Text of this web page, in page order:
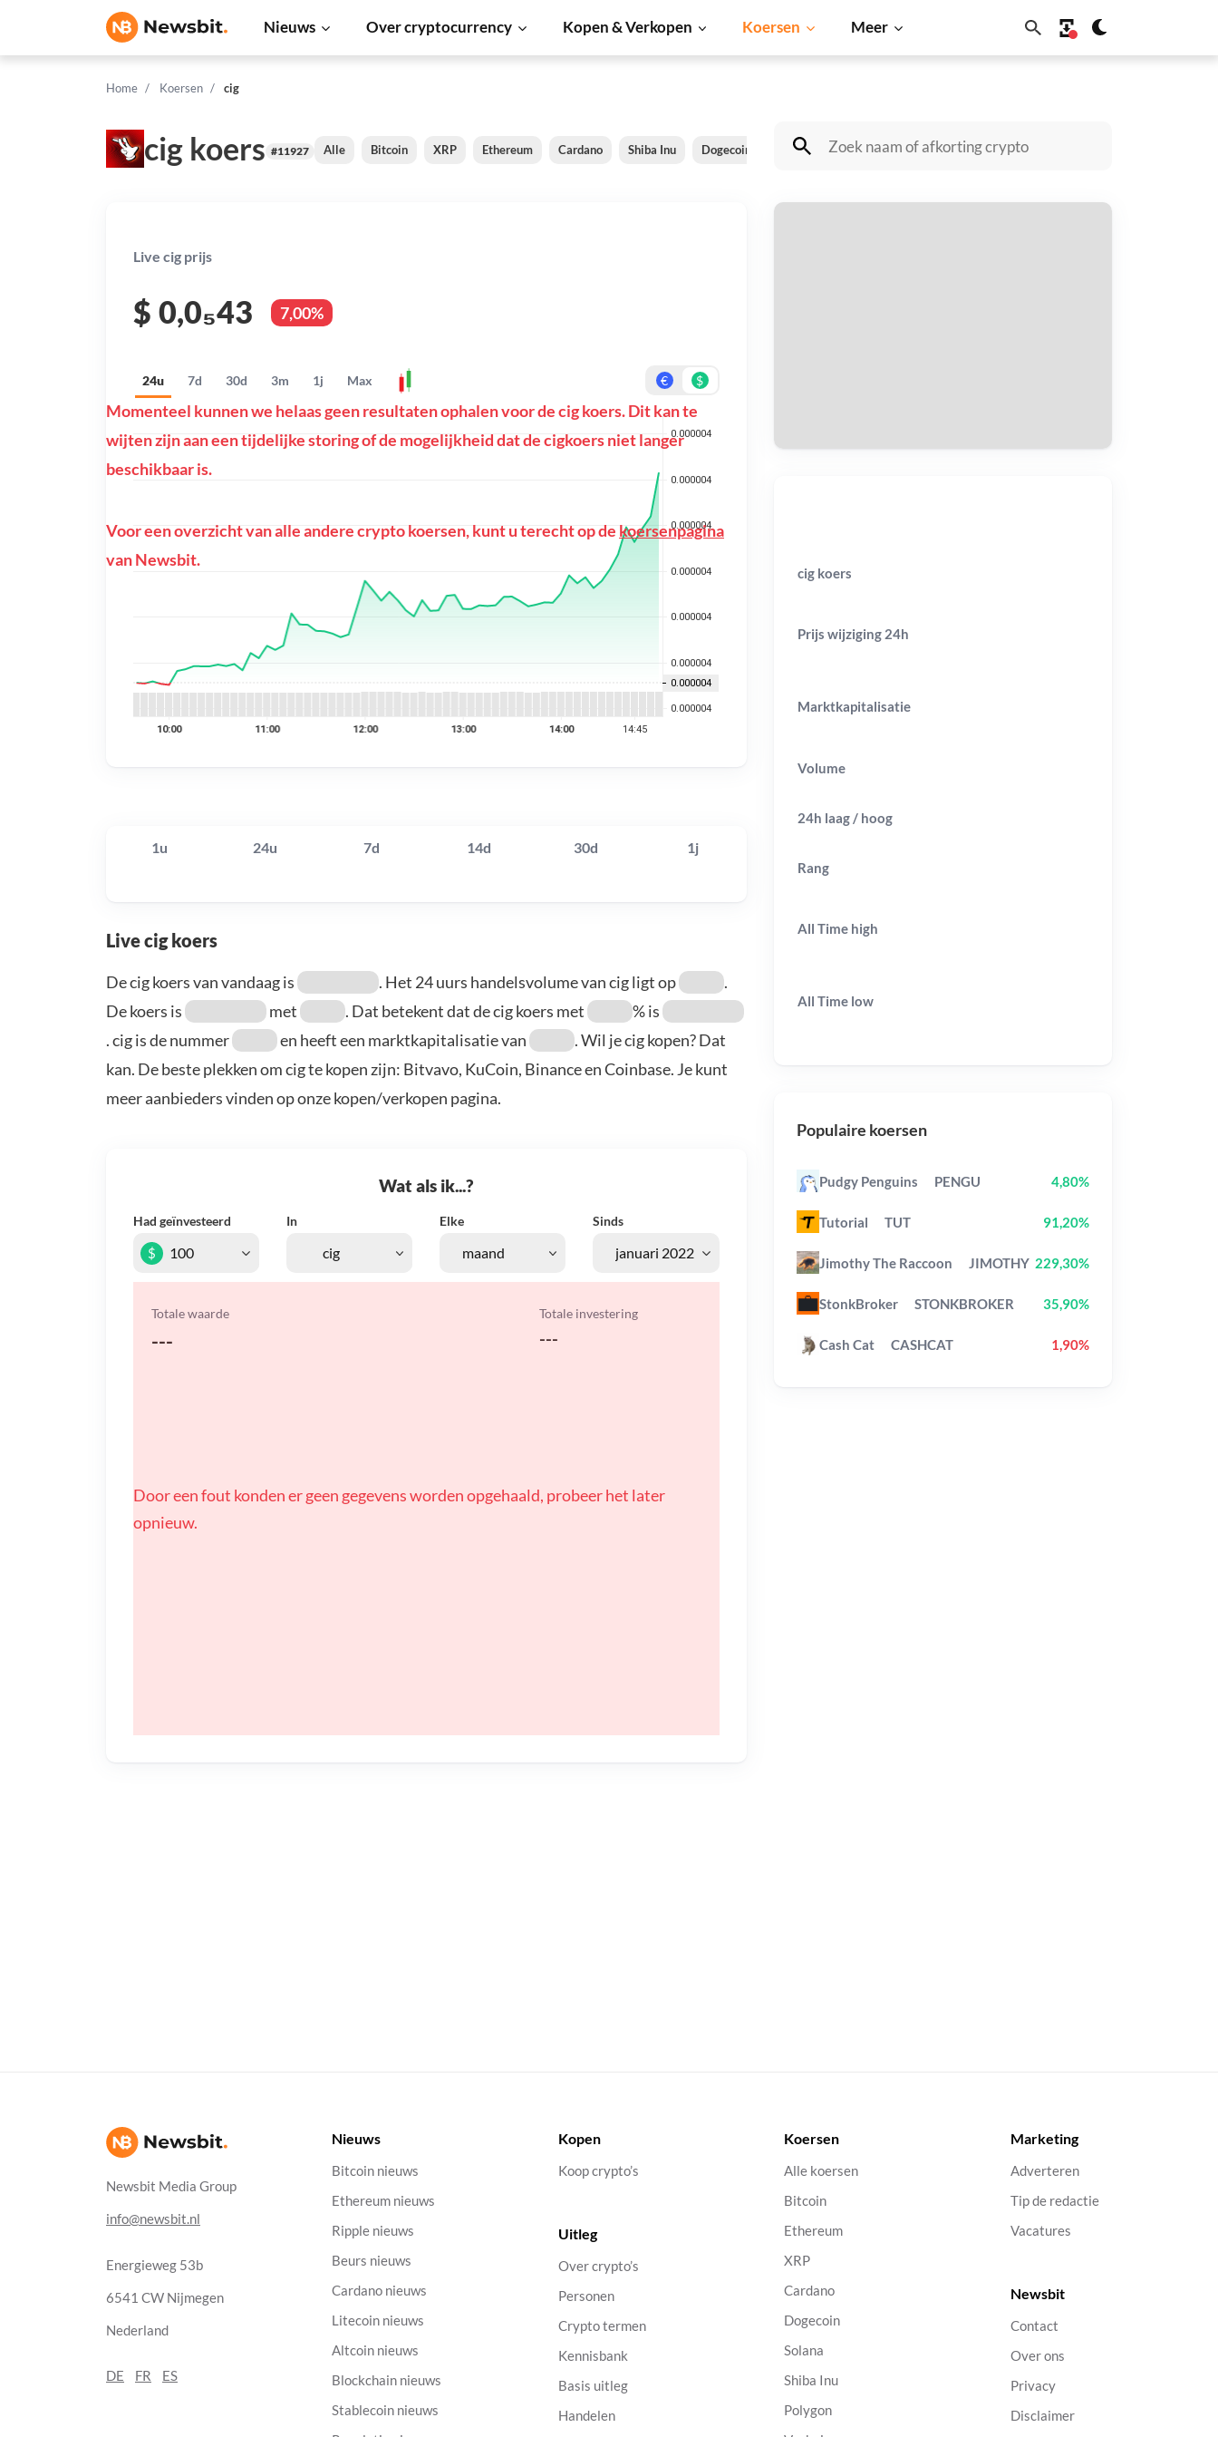
Nieuws Over cryptocurrency Kopen & Verkopen Koersen Meer
Home Koersen cig
cig koers #11927 Alle Bitcoin XRP Ethereum Cardano Shiba Inu Dogecoin Solana BNB
Live cig prijs
$ 0,0₅43 7,00%
24u 7d 30d 3m 1j Max € $
Momenteel kunnen we helaas geen resultaten ophalen voor de cig koers. Dit kan te
wijten zijn aan een tijdelijke storing of de mogelijkheid dat de cigkoers niet langer
beschikbaar is.
Voor een overzicht van alle andere crypto koersen, kunt u terecht op de koersenpagina
van Newsbit.
1u 24u 7d 14d 30d 1j
Live cig koers
De cig koers van vandaag is . Het 24 uurs handelsvolume van cig ligt op
.
De koers is
met . Dat betekent dat de cig koers met
% is
. cig is de nummer
en heeft een marktkapitalisatie van
. Wil je cig kopen? Dat
kan. De beste plekken om cig te kopen zijn: Bitvavo, KuCoin, Binance en Coinbase. Je kunt
meer aanbieders vinden op onze kopen/verkopen pagina.
Wat als ik...?
Had geïnvesteerd In Elke Sinds
$
Totale waarde
---
Totale investering
---
Door een fout konden er geen gegevens worden opgehaald, probeer het later
opnieuw.
cig koers
Prijs wijziging 24h
Marktkapitalisatie
Volume
24h laag / hoog
Rang
All Time high
All Time low
Populaire koersen
Pudgy Penguins PENGU 4,80%
Tutorial TUT 91,20%
Jimothy The Raccoon JIMOTHY 229,30%
StonkBroker STONKBROKER 35,90%
Cash Cat CASHCAT 1,90%
Newsbit Media Group
info@newsbit.nl
Energieweg 53b
6541 CW Nijmegen
Nederland
DE FR ES
Nieuws
Bitcoin nieuws
Ethereum nieuws
Ripple nieuws
Beurs nieuws
Cardano nieuws
Litecoin nieuws
Altcoin nieuws
Blockchain nieuws
Stablecoin nieuws
Kopen
Koop crypto’s
Uitleg
Over crypto’s
Personen
Crypto termen
Kennisbank
Basis uitleg
Handelen
Koersen
Alle koersen
Bitcoin
Ethereum
XRP
Cardano
Dogecoin
Solana
Shiba Inu
Polygon
Marketing
Adverteren
Tip de redactie
Vacatures
Newsbit
Contact
Over ons
Privacy
Disclaimer